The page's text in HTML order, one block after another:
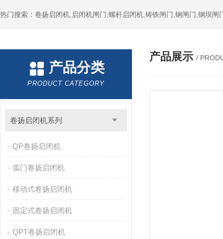
热门搜索：卷扬启闭机,启闭机闸门,螺杆启闭机,铸铁闸门,钢闸门,钢坝
产品分类
PRODUCT CATEGORY
卷扬启闭机系列
QP卷扬启闭机
弧门卷扬启闭机
移动式卷扬启闭机
固定式卷扬启闭机
QPT卷扬启闭机
产品展示 /